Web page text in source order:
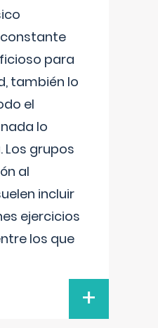
para
también lo
el
lo
Los grupos
al
incluir
ejercicios
los que
+